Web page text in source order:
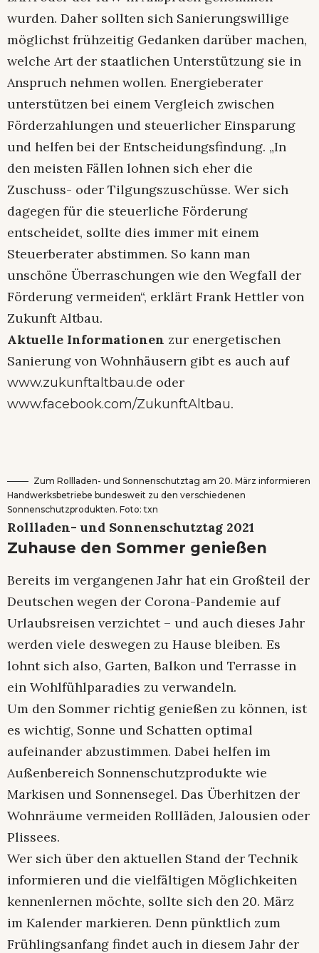
wurden. Daher sollten sich Sanierungswillige
möglichst frühzeitig Gedanken darüber machen,
welche Art der staatlichen Unterstützung sie in
Anspruch nehmen wollen. Energieberater
unterstützen bei einem Vergleich zwischen
Förderzahlungen und steuerlicher Einsparung
und helfen bei der Entscheidungsfindung. „In
den meisten Fällen lohnen sich eher die
Zuschuss- oder Tilgungszuschüsse. Wer sich
dagegen für die steuerliche Förderung
entscheidet, sollte dies immer mit einem
Steuerberater abstimmen. So kann man
unschöne Überraschungen wie den Wegfall der
Förderung vermeiden“, erklärt Frank Hettler von
Zukunft Altbau.
Aktuelle Informationen zur energetischen
Sanierung von Wohnhäusern gibt es auch auf
www.zukunftaltbau.de oder
www.facebook.com/ZukunftAltbau.
Zum Rollladen- und Sonnenschutztag am 20. März informieren
Handwerksbetriebe bundesweit zu den verschiedenen
Sonnenschutzprodukten. Foto: txn
Rollladen- und Sonnenschutztag 2021
Zuhause den Sommer genießen
Bereits im vergangenen Jahr hat ein Großteil der
Deutschen wegen der Corona-Pandemie auf
Urlaubsreisen verzichtet – und auch dieses Jahr
werden viele deswegen zu Hause bleiben. Es
lohnt sich also, Garten, Balkon und Terrasse in
ein Wohlfühlparadies zu verwandeln.
Um den Sommer richtig genießen zu können, ist
es wichtig, Sonne und Schatten optimal
aufeinander abzustimmen. Dabei helfen im
Außenbereich Sonnenschutzprodukte wie
Markisen und Sonnensegel. Das Überhitzen der
Wohnräume vermeiden Rollläden, Jalousien oder
Plissees.
Wer sich über den aktuellen Stand der Technik
informieren und die vielfältigen Möglichkeiten
kennenlernen möchte, sollte sich den 20. März
im Kalender markieren. Denn pünktlich zum
Frühlingsanfang findet auch in diesem Jahr der